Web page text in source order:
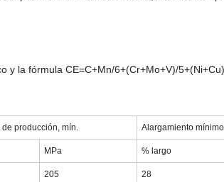
la fórmula CE=C+Mn/6+(Cr+Mo+V)/
de producción, mín. Alargamiento
MPa % largo
205 28